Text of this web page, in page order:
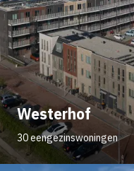
Westerhof
30 eengezinswoningen